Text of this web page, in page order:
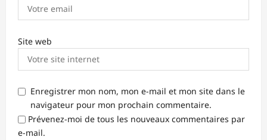
Site web
Enregistrer mon nom, mon e-mail et mon site dans le
navigateur pour mon prochain commentaire.
Prévenez-moi de tous les nouveaux commentaires par
e-mail.